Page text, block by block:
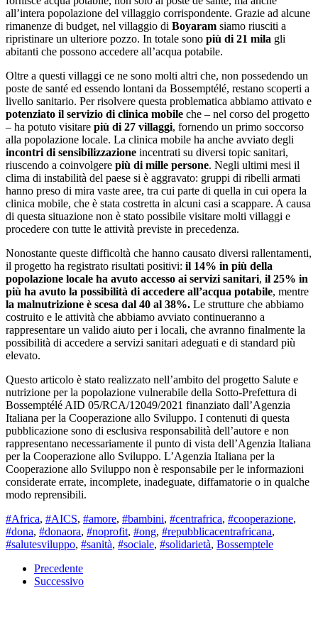
all’intera popolazione del villaggio corrispondente. Grazie ad alcune
rimanenze di budget, nel villaggio di Boyaram siamo riusciti a
ripristinare un ulteriore pozzo. In totale sono più di 21 mila gli
abitanti che possono accedere all’acqua potabile.
Oltre a questi villaggi ce ne sono molti altri che, non possedendo un
poste de santé ed essendo lontani da Bossemptélé, restano scoperti a
livello sanitario. Per risolvere questa problematica abbiamo attivato e
potenziato il servizio di clinica mobile che – nel corso del progetto
– ha potuto visitare più di 27 villaggi, fornendo un primo soccorso
alla popolazione locale. La clinica mobile ha anche avviato degli
incontri di sensibilizzazione incentrati su diversi topic sanitari,
riuscendo a coinvolgere più di mille persone. Negli ultimi mesi il
clima di instabilità del paese si è aggravato: gruppi di ribelli armati
hanno preso di mira vaste aree, tra cui parte di quella in cui opera la
clinica mobile, che è stata costretta in alcuni casi a scappare. A causa
di questa situazione non è stato possibile visitare molti villaggi e
procedere con tutte le attività previste in precedenza.
Nonostante queste difficoltà che hanno causato diversi rallentamenti,
il progetto ha registrato risultati positivi: il 14% in più della
popolazione locale ha avuto accesso ai servizi sanitari, il 25% in
più ha avuto la possibilità di accedere all’acqua potabile, mentre
la malnutrizione è scesa dal 40 al 38%. Le strutture che abbiamo
costruito e le attività che abbiamo avviato continueranno a
rappresentare un valido aiuto per i locali, che avranno finalmente la
possibilità di accedere a servizi sanitari adeguati e di standard più
elevato.
Questo articolo è stato realizzato nell’ambito del progetto Salute e
nutrizione per la popolazione vulnerabile della Sotto-Prefettura di
Bossemptélé AID 05/RCA/12049/2021 finanziato dall’Agenzia
Italiana per la Cooperazione allo Sviluppo. I contenuti di questa
pubblicazione sono di esclusiva responsabilità dell’autore e non
rappresentano necessariamente il punto di vista dell’Agenzia Italiana
per la Cooperazione allo Sviluppo. L’Agenzia Italiana per la
Cooperazione allo Sviluppo non è responsabile per le informazioni
considerate errate, incomplete, inadeguate, diffamatorie o in qualche
modo reprensibili.
#Africa, #AICS, #amore, #bambini, #centrafrica, #cooperazione,
#dona, #donaora, #noprofit, #ong, #repubblicacentrafricana,
#salutesviluppo, #sanità, #sociale, #solidarietà, Bossemptele
Precedente
Successivo